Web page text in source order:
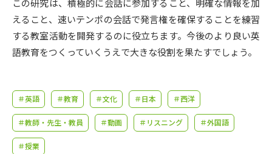
学問発見 学問検索
学問のミニ講義「夢ナビ講義」 学問分野解説
学問の教科書
この研究は、積極的に会話に参加すること、明確な情報を加
えること、速いテンポの会話で発言権を確保することを練習
する教室活動を開発するのに役立ちます。今後のより良い英
語教育をつくっていくうえで大きな役割を果たすでしょう。
＃英語 ＃教育 ＃文化 ＃日本 ＃西洋
＃教師・先生・教員 ＃動画 ＃リスニング ＃外国語
＃授業